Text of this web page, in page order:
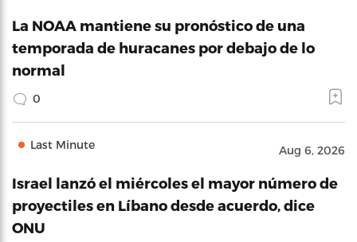
La NOAA mantiene su pronóstico de una
temporada de huracanes por debajo de lo
normal
0
Last Minute Aug 6, 2026
Israel lanzó el miércoles el mayor número de
proyectiles en Líbano desde acuerdo, dice
ONU